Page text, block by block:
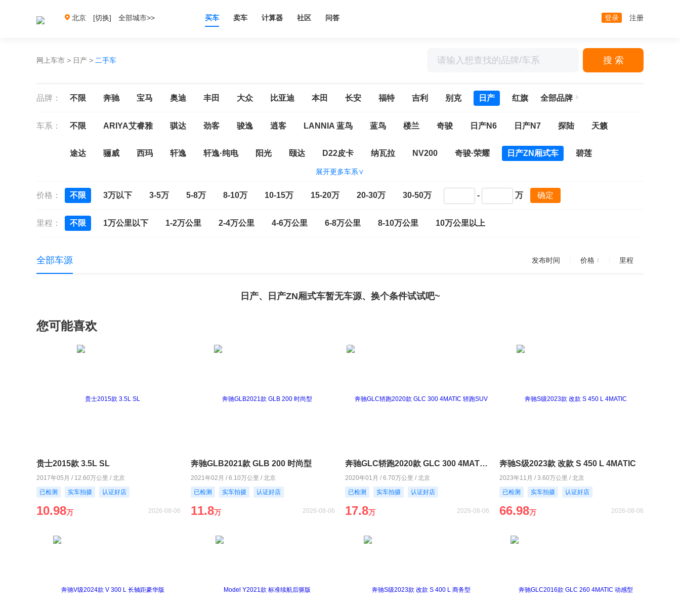
北京 [切换] 全部城市>> 买车 卖车 计算器 社区 问答 登录 注册
网上车市 > 日产 > 二手车 搜 索
品牌： 不限 奔驰 宝马 奥迪 丰田 大众 比亚迪 本田 长安 福特 吉利 别克 日产 红旗 全部品牌
车系： 不限 ARIYA艾睿雅 骐达 劲客 骏逸 逍客 LANNIA 蓝鸟 蓝鸟 楼兰 奇骏 日产N6 日产N7 探陆 天籁
途达 骊威 西玛 轩逸 轩逸·纯电 阳光 颐达 D22皮卡 纳瓦拉 NV200 奇骏·荣耀 日产ZN厢式车 碧莲
展开更多车系∨
价格： 不限 3万以下 3-5万 5-8万 8-10万 10-15万 15-20万 20-30万 30-50万 - 万 确定
里程： 不限 1万公里以下 1-2万公里 2-4万公里 4-6万公里 6-8万公里 8-10万公里 10万公里以上
全部车源 发布时间 价格 里程
日产、日产ZN厢式车暂无车源、换个条件试试吧~
您可能喜欢
贵士2015款 3.5L SL
2017年05月 / 12.60万公里 / 北京
已检测
实车拍摄 认证好店
10.98万 2026-08-06
奔驰GLB2021款 GLB 200 时尚型
2021年02月 / 6.10万公里 / 北京
已检测
实车拍摄 认证好店
11.8万 2026-08-06
奔驰GLC轿跑2020款 GLC 300 4MATIC 轿跑SUV
2020年01月 / 6.70万公里 / 北京
已检测
实车拍摄 认证好店
17.8万 2026-08-06
奔驰S级2023款 改款 S 450 L 4MATIC
2023年11月 / 3.60万公里 / 北京
已检测
实车拍摄 认证好店
66.98万 2026-08-06